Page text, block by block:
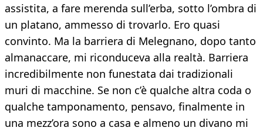
assistita, a fare merenda sull’erba, sotto l’ombra di
un platano, ammesso di trovarlo. Ero quasi
convinto. Ma la barriera di Melegnano, dopo tanto
almanaccare, mi riconduceva alla realtà. Barriera
incredibilmente non funestata dai tradizionali
muri di macchine. Se non c’è qualche altra coda o
qualche tamponamento, pensavo, finalmente in
una mezz’ora sono a casa e almeno un divano mi